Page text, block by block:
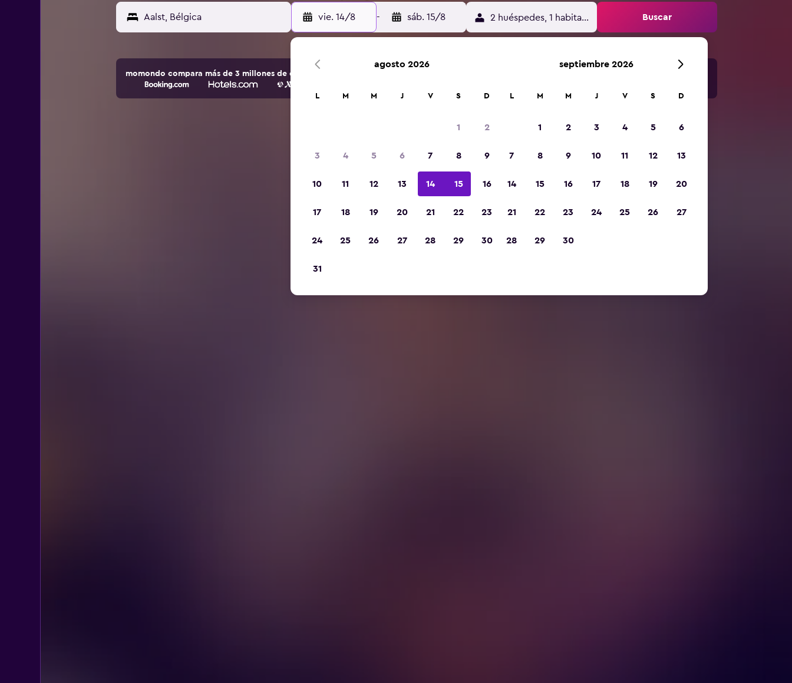
vie. 14/8 - sáb. 15/8 2 huéspedes, 1 habitación Buscar
momondo compara más de 3 millones de opciones de hoteles y alojamientos.
agosto 2026
L M M J V S D
1 2
3 4 5 6 7 8 9
10 11 12 13 14 15 16
17 18 19 20 21 22 23
24 25 26 27 28 29 30
31
septiembre 2026
L M M J V S D
1 2 3 4 5 6
7 8 9 10 11 12 13
14 15 16 17 18 19 20
21 22 23 24 25 26 27
28 29 30